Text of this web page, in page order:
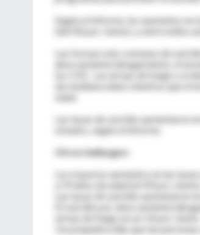
Según el informe, los aumentos
Las formas más comunes de
ahorcamiento/ahogamiento, el
los CDC. Las armas de fuego y
de mediana edad, mientras que el
Las tasas de suicidio aumentaron
Otros hallazgos:
Los mayores aumentos en las
Las tasas de suicidio aumentaron
El suicidio por ahorcamiento/
armas de fuego en un 14 por ciento.
Un psiquiatra dijo que las